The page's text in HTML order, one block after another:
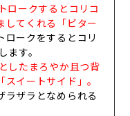
ロークするとコリコ
してくれる「ビター
ロークをするとコリ
します。
したまろやか且つ背
イートサイド」。
ラザラとなめられる